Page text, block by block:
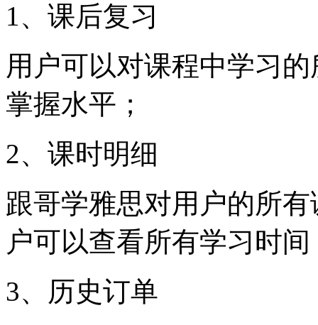
1、课后复习
用户可以对课程中学习
掌握水平；
2、课时明细
跟哥学雅思对用户的所
户可以查看所有学习时间
3、历史订单